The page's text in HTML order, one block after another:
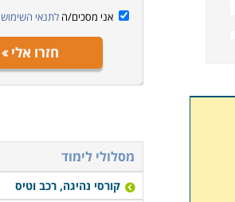
אני מסכים/הלתנאי השימוש
חזרו אלי
מסלולי לימוד
קורסי נהיגה, רכב וטיס